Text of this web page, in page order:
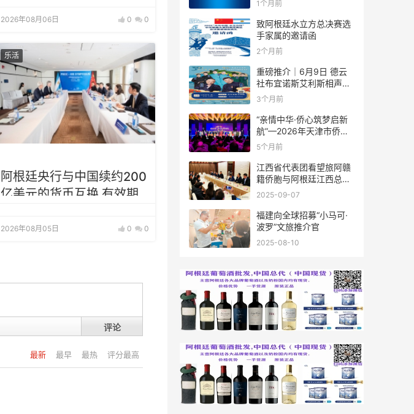
2026年08月06日 0 0
乐活
阿根廷央行与中国续约200
亿美元的货币互换 有效期
2026年08月05日 0 0
评论
最新 最早 最热 评分最高
1个月前
致阿根廷水立方总决赛选
手家属的邀请函
2个月前
重磅推介｜6月9日 德云
社布宜诺斯艾利斯相声专
场！国风曲艺邂逅南美风
结！
3个月前
“亲情中华·侨心筑梦启新
航”—2026年天津市侨界
新春联谊活动成功举办
5个月前
江西省代表团看望旅阿赣
籍侨胞与阿根廷江西总商
会座谈
2025-09-07
福建向全球招募“小马可·
波罗”文旅推介官
2025-08-10